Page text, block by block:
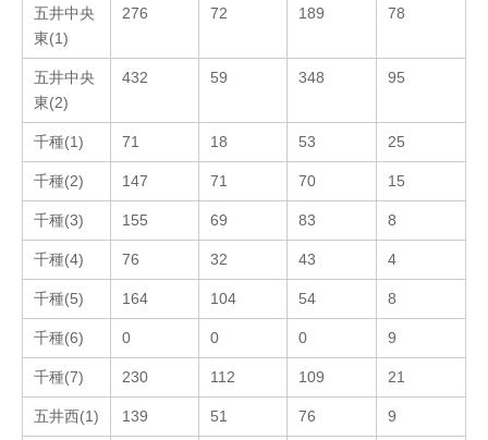
五井中央
東(1)
276 72 189 78
五井中央
東(2)
432 59 348 95
千種(1) 71 18 53 25
千種(2) 147 71 70 15
千種(3) 155 69 83 8
千種(4) 76 32 43 4
千種(5) 164 104 54 8
千種(6) 0 0 0 9
千種(7) 230 112 109 21
五井西(1) 139 51 76 9